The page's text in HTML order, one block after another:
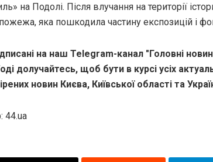
на Подолі. Після влучання на території
яка пошкодила частину експозицій і
на наш Telegram-канал "Головні
долучайтесь, щоб бути в курсі усіх
новин Києва, Київської області та
44.ua